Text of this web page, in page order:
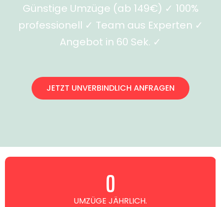
Günstige Umzüge (ab 149€) ✓ 100%
professionell ✓ Team aus Experten ✓
Angebot in 60 Sek. ✓
JETZT UNVERBINDLICH ANFRAGEN
UMZÜGE JÄHRLICH.
0